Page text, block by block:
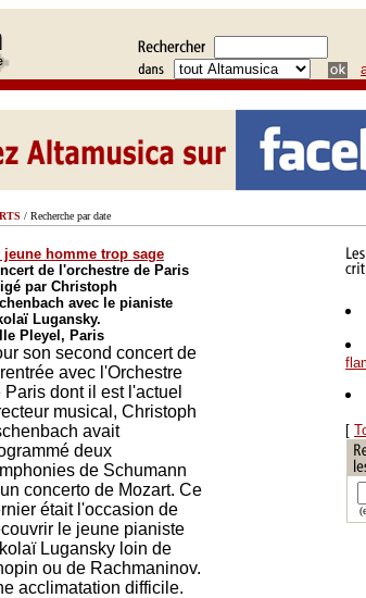
/ Recherche par date
jeune homme trop sage
de l'orchestre de Paris
par Christoph
avec le pianiste
Lugansky.
Pleyel, Paris
son second concert de
rentrée avec l'Orchestre
Paris dont il est l'actuel
musical, Christoph
avait
deux
de Schumann
concerto de Mozart. Ce
était l'occasion de
le jeune pianiste
Lugansky loin de
ou de Rachmaninov.
acclimatation difficile.
[